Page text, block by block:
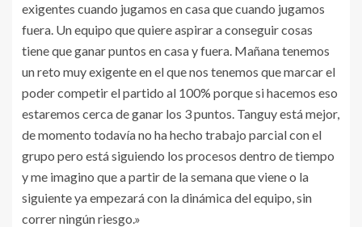
exigentes cuando jugamos en casa que cuando jugamos
fuera. Un equipo que quiere aspirar a conseguir cosas
tiene que ganar puntos en casa y fuera. Mañana tenemos
un reto muy exigente en el que nos tenemos que marcar el
poder competir el partido al 100% porque si hacemos eso
estaremos cerca de ganar los 3 puntos. Tanguy está mejor,
de momento todavía no ha hecho trabajo parcial con el
grupo pero está siguiendo los procesos dentro de tiempo
y me imagino que a partir de la semana que viene o la
siguiente ya empezará con la dinámica del equipo, sin
correr ningún riesgo.»